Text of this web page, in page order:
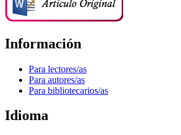
Información
Para lectores/as
Para autores/as
Para bibliotecarios/as
Idioma